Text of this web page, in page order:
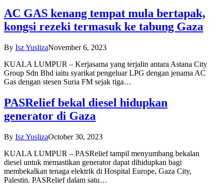
AC GAS kenang tempat mula bertapak,
kongsi rezeki termasuk ke tabung Gaza
By Isz YuslizaNovember 6, 2023
KUALA LUMPUR – Kerjasama yang terjalin antara Astana City
Group Sdn Bhd iaitu syarikat pengeluar LPG dengan jenama AC
Gas dengan stesen Suria FM sejak tiga…
PASRelief bekal diesel hidupkan
generator di Gaza
By Isz YuslizaOctober 30, 2023
KUALA LUMPUR – PASRelief tampil menyumbang bekalan
diesel untuk memastikan generator dapat dihidupkan bagi
membekalkan tenaga elektrik di Hospital Europe, Gaza City,
Palestin. PASRelief dalam satu…